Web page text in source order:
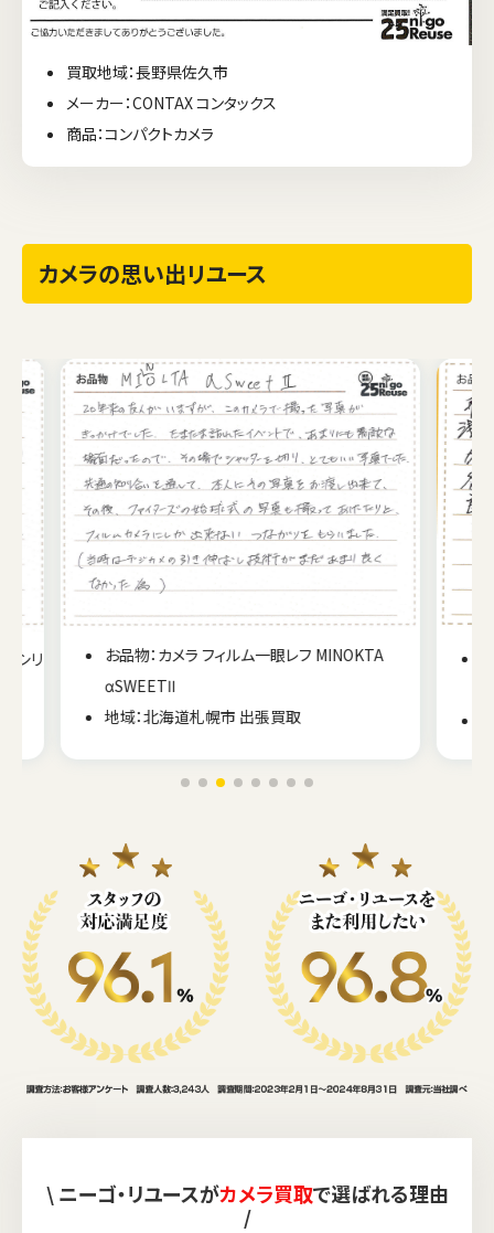
買取地域：長野県佐久市
メーカー：CONTAX コンタックス
商品：コンパクトカメラ
カメラの思い出リユース
お品物：カメラ フィルム一眼レフ PENTAX
SPOTMATIC F
地域：宮城県登米市 出張買取
\ ニーゴ・リユースがカメラ買取で選ばれる理由
/